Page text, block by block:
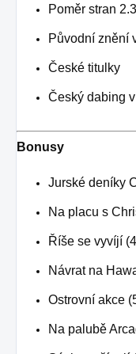
Poměr stran
Původní znění
České titulky
Český dabing
Bonusy
Jurské deníky
Na placu s
Říše se vyvíjí
Návrat na
Ostrovní akce
Na palubě